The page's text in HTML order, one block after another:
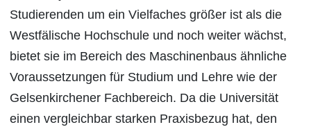
Studierenden um ein Vielfaches größer ist als die
Westfälische Hochschule und noch weiter wächst,
bietet sie im Bereich des Maschinenbaus ähnliche
Voraussetzungen für Studium und Lehre wie der
Gelsenkirchener Fachbereich. Da die Universität
einen vergleichbar starken Praxisbezug hat, den